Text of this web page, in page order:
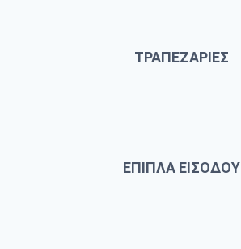
ΤΡΑΠΕΖΑΡΙΕΣ
ΕΠΙΠΛΑ ΕΙΣΟΔΟΥ